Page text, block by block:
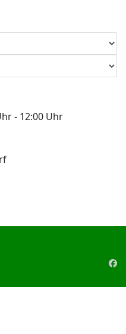
- 12:00 Uhr